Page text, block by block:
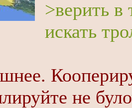
>верить в
искать
не